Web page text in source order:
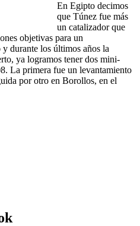
En Egipto decimos
que Túnez fue más
un catalizador que
objetivas para un
durante los últimos años la
ya logramos tener dos mini-
La primera fue un levantamiento
por otro en Borollos, en el